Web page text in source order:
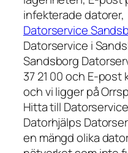
infekterade datorer,
Datorservice
Datorservice i
Sandsborg
37 21 00 och E-
och vi ligger på
Hitta till
Datorhjälps
en mängd olika